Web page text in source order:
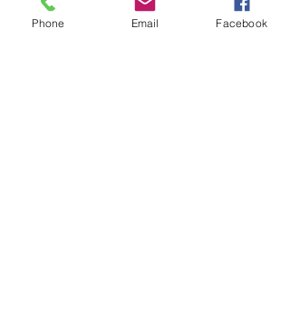
Phone Email Facebook